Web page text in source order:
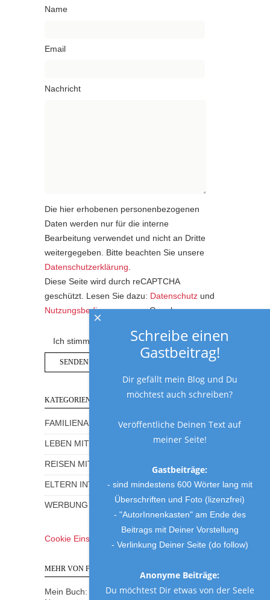
Name
Email
Nachricht
Die hier erhobenen personenbezogenen
Daten werden nur für die interne
Bearbeitung verwendet und nicht an Dritte
weitergegeben. Bitte beachten Sie unsere
Datenschutzerklärung.
Diese Seite wird durch reCAPTCHA
geschützt. Lesen Sie dazu: Datenschutz und
Nutzungsbedingungenvon Google.
Ich stimme der Datenschutzerklärung zu.
KATEGORIEN
FAMILIENALLTAG MIT HUMOR
LEBEN MIT KINDERN
REISEN MIT KINDERN
ELTERN INTERVIEWS
WERBUNG UND GEWINNSPIELE
Cookie Einstellungen
MEHR VON FRAU MUTTER
Mein Buch: Eine Mama am Rande des
Schreibe einen
Gastbeitrag!
Dir gefällt mein Blog und Du
möchtest auch schreiben?
Veröffentliche Deinen Text auf
meiner Seite!
Gastbeiträge:
- sind mindestens 600 Wörter lang mit
Überschriften und Foto (lizenzfrei)
- "AutorInnenkasten" am Ende des
Beitrags mit Deiner Vorstellung
- Verlinkung Deiner Seite (do follow)
Anonyme Beiträge:
Du möchtest Dir etwas von der Seele
×